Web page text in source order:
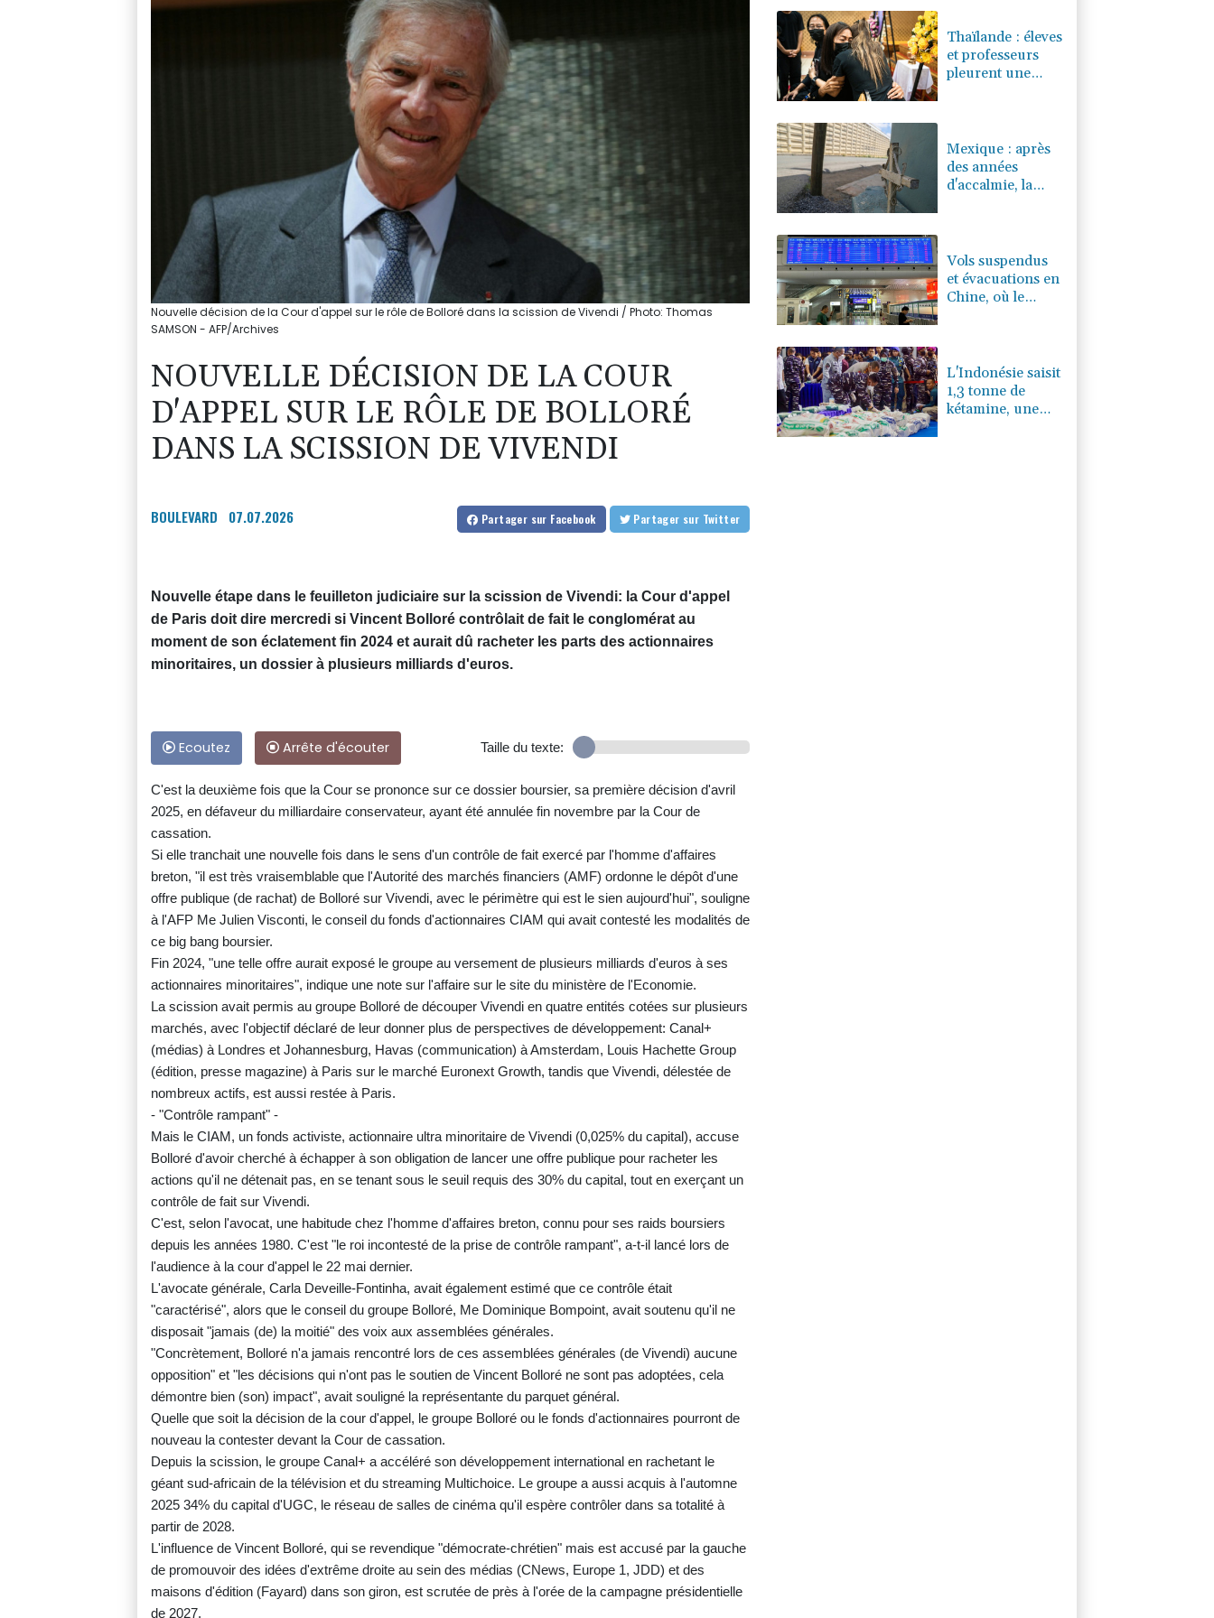
Nouvelle décision de la Cour d'appel sur le rôle de Bolloré dans la scission de Vivendi / Photo: Thomas
SAMSON - AFP/Archives
NOUVELLE DÉCISION DE LA COUR
D'APPEL SUR LE RÔLE DE BOLLORÉ
DANS LA SCISSION DE VIVENDI
BOULEVARD 07.07.2026 Partager sur Facebook Partager sur Twitter
Nouvelle étape dans le feuilleton judiciaire sur la scission de Vivendi: la Cour d'appel
de Paris doit dire mercredi si Vincent Bolloré contrôlait de fait le conglomérat au
moment de son éclatement fin 2024 et aurait dû racheter les parts des actionnaires
minoritaires, un dossier à plusieurs milliards d'euros.
Ecoutez Arrête d'écouter Taille du texte:
C'est la deuxième fois que la Cour se prononce sur ce dossier boursier, sa première décision d'avril
2025, en défaveur du milliardaire conservateur, ayant été annulée fin novembre par la Cour de
cassation.
Si elle tranchait une nouvelle fois dans le sens d'un contrôle de fait exercé par l'homme d'affaires
breton, "il est très vraisemblable que l'Autorité des marchés financiers (AMF) ordonne le dépôt d'une
offre publique (de rachat) de Bolloré sur Vivendi, avec le périmètre qui est le sien aujourd'hui", souligne
à l'AFP Me Julien Visconti, le conseil du fonds d'actionnaires CIAM qui avait contesté les modalités de
ce big bang boursier.
Fin 2024, "une telle offre aurait exposé le groupe au versement de plusieurs milliards d'euros à ses
actionnaires minoritaires", indique une note sur l'affaire sur le site du ministère de l'Economie.
La scission avait permis au groupe Bolloré de découper Vivendi en quatre entités cotées sur plusieurs
marchés, avec l'objectif déclaré de leur donner plus de perspectives de développement: Canal+
(médias) à Londres et Johannesburg, Havas (communication) à Amsterdam, Louis Hachette Group
(édition, presse magazine) à Paris sur le marché Euronext Growth, tandis que Vivendi, délestée de
nombreux actifs, est aussi restée à Paris.
- "Contrôle rampant" -
Mais le CIAM, un fonds activiste, actionnaire ultra minoritaire de Vivendi (0,025% du capital), accuse
Bolloré d'avoir cherché à échapper à son obligation de lancer une offre publique pour racheter les
actions qu'il ne détenait pas, en se tenant sous le seuil requis des 30% du capital, tout en exerçant un
contrôle de fait sur Vivendi.
C'est, selon l'avocat, une habitude chez l'homme d'affaires breton, connu pour ses raids boursiers
depuis les années 1980. C'est "le roi incontesté de la prise de contrôle rampant", a-t-il lancé lors de
l'audience à la cour d'appel le 22 mai dernier.
L'avocate générale, Carla Deveille-Fontinha, avait également estimé que ce contrôle était
"caractérisé", alors que le conseil du groupe Bolloré, Me Dominique Bompoint, avait soutenu qu'il ne
disposait "jamais (de) la moitié" des voix aux assemblées générales.
"Concrètement, Bolloré n'a jamais rencontré lors de ces assemblées générales (de Vivendi) aucune
opposition" et "les décisions qui n'ont pas le soutien de Vincent Bolloré ne sont pas adoptées, cela
démontre bien (son) impact", avait souligné la représentante du parquet général.
Quelle que soit la décision de la cour d'appel, le groupe Bolloré ou le fonds d'actionnaires pourront de
nouveau la contester devant la Cour de cassation.
Depuis la scission, le groupe Canal+ a accéléré son développement international en rachetant le
géant sud-africain de la télévision et du streaming Multichoice. Le groupe a aussi acquis à l'automne
2025 34% du capital d'UGC, le réseau de salles de cinéma qu'il espère contrôler dans sa totalité à
partir de 2028.
L'influence de Vincent Bolloré, qui se revendique "démocrate-chrétien" mais est accusé par la gauche
de promouvoir des idées d'extrême droite au sein des médias (CNews, Europe 1, JDD) et des
maisons d'édition (Fayard) dans son giron, est scrutée de près à l'orée de la campagne présidentielle
de 2027.
Thaïlande : éleves
et professeurs
pleurent une
Mexique : après
des années
d'accalmie, la
Zacatecas
Vols suspendus
et évacuations en
Chine, où le
L'Indonésie saisit
1,3 tonne de
kétamine, une